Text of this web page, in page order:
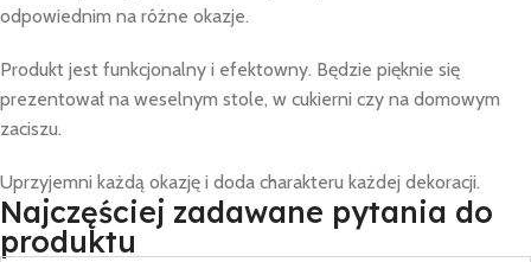
odpowiednim na różne okazje.
Produkt jest funkcjonalny i efektowny. Będzie pięknie się
prezentował na weselnym stole, w cukierni czy na domowym
zaciszu.
Uprzyjemni każdą okazję i doda charakteru każdej dekoracji.
Najczęściej zadawane pytania do
produktu